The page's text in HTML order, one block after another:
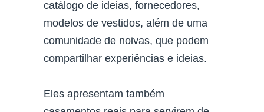
catálogo de ideias, fornecedores,
modelos de vestidos, além de uma
comunidade de noivas, que podem
compartilhar experiências e ideias.
Eles apresentam também